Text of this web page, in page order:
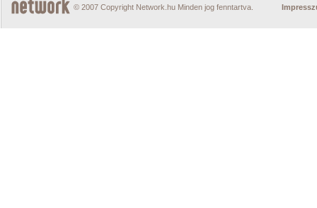
© 2007 Copyright Network.hu Minden jog fenntartva.